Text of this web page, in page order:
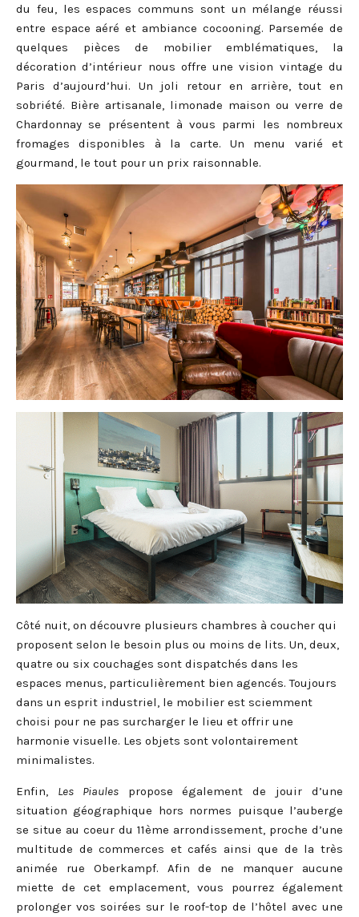
du feu, les espaces communs sont un mélange réussi
entre espace aéré et ambiance cocooning. Parsemée de
quelques pièces de mobilier emblématiques, la
décoration d’intérieur nous offre une vision vintage du
Paris d’aujourd’hui. Un joli retour en arrière, tout en
sobriété. Bière artisanale, limonade maison ou verre de
Chardonnay se présentent à vous parmi les nombreux
fromages disponibles à la carte. Un menu varié et
gourmand, le tout pour un prix raisonnable.
Côté nuit, on découvre plusieurs chambres à coucher qui
proposent selon le besoin plus ou moins de lits. Un, deux,
quatre ou six couchages sont dispatchés dans les
espaces menus, particulièrement bien agencés. Toujours
dans un esprit industriel, le mobilier est sciemment
choisi pour ne pas surcharger le lieu et offrir une
harmonie visuelle. Les objets sont volontairement
minimalistes.
Enfin, Les Piaulespropose également de jouir d’une
situation géographique hors normes puisque l’auberge
se situe au coeur du 11ème arrondissement, proche d’une
multitude de commerces et cafés ainsi que de la très
animée rue Oberkampf. Afin de ne manquer aucune
miette de cet emplacement, vous pourrez également
prolonger vos soirées sur le roof-top de l’hôtel avec une